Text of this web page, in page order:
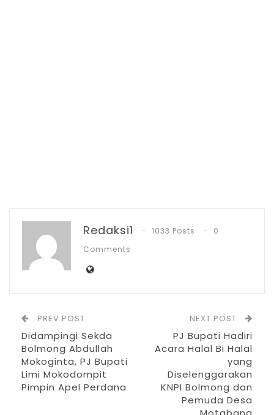
HUT Bolsel ke-18, Bupati Paparkan Prestasi
dan…
iawal mengucapkan Minal Aidin walfaidzin
maaf lahir dan batin, untuk semua umat
muslim.
“Saya secara pribadi dan keluarga juga
pemerintah daerah ketika ada kata yang
Redaksi1 1033 Posts
0
Comments
PREV POST
Didampingi Sekda
Bolmong Abdullah
Mokoginta, PJ Bupati
Limi Mokodompit
Pimpin Apel Perdana
NEXT POST
PJ Bupati Hadiri
Acara Halal Bi Halal
yang
Diselenggarakan
KNPI Bolmong dan
Pemuda Desa